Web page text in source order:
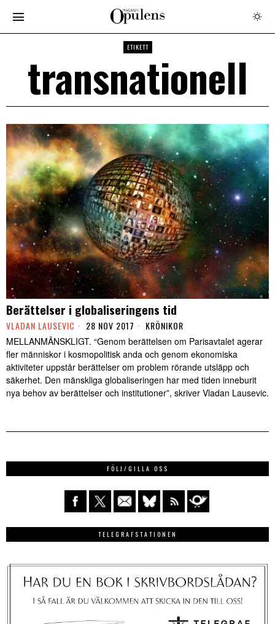
ETIKETT
transnationell
Berättelser i globaliseringens tid
VLADAN LAUSEVIC 28 NOV 2017 KRÖNIKOR
MELLANMÄNSKLIGT. “Genom berättelsen om Parisavtalet agerar
fler människor i kosmopolitisk anda och genom ekonomiska
aktiviteter uppstår berättelser om problem rörande utsläpp och
säkerhet. Den mänskliga globaliseringen har med tiden inneburit
nya behov av berättelser och institutioner”, skriver Vladan Lausevic.
FÖLJ/GILLA OSS
TELEGRAFSTATIONEN